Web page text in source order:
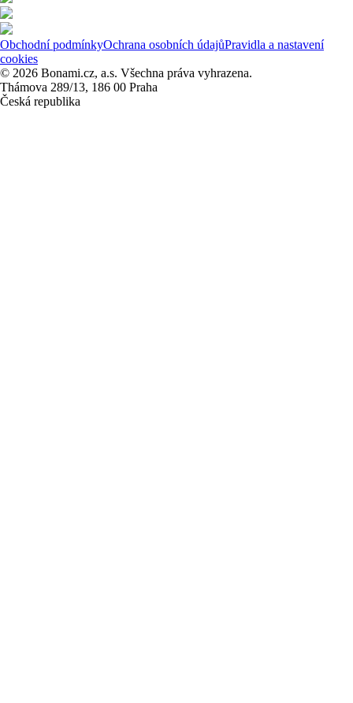
Obchodní podmínkyOchrana osobních údajůPravidla a nastavení
cookies
© 2026 Bonami.cz, a.s. Všechna práva vyhrazena.
Thámova 289/13, 186 00 Praha
Česká republika